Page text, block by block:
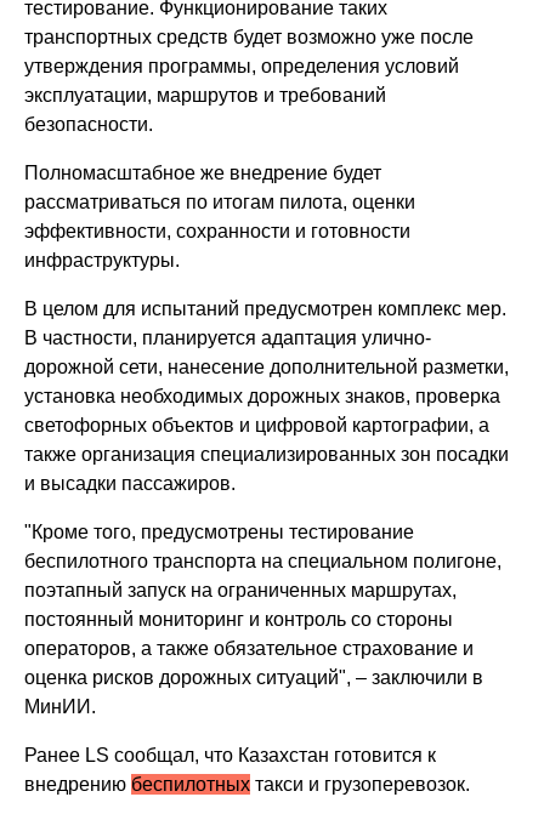
тестирование. Функционирование таких
транспортных средств будет возможно уже после
утверждения программы, определения условий
эксплуатации, маршрутов и требований
безопасности.
Полномасштабное же внедрение будет
рассматриваться по итогам пилота, оценки
эффективности, сохранности и готовности
инфраструктуры.
В целом для испытаний предусмотрен комплекс мер.
В частности, планируется адаптация улично-
дорожной сети, нанесение дополнительной разметки,
установка необходимых дорожных знаков, проверка
светофорных объектов и цифровой картографии, а
также организация специализированных зон посадки
и высадки пассажиров.
"Кроме того, предусмотрены тестирование
беспилотного транспорта на специальном полигоне,
поэтапный запуск на ограниченных маршрутах,
постоянный мониторинг и контроль со стороны
операторов, а также обязательное страхование и
оценка рисков дорожных ситуаций", – заключили в
МинИИ.
Ранее LS сообщал, что Казахстан готовится к
внедрению беспилотных такси и грузоперевозок.